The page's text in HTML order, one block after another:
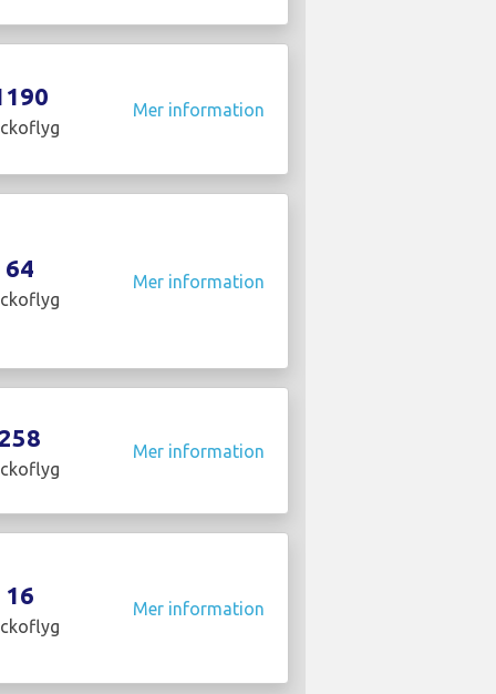
Mer information
64 Mer information
Mer information
16 Mer information